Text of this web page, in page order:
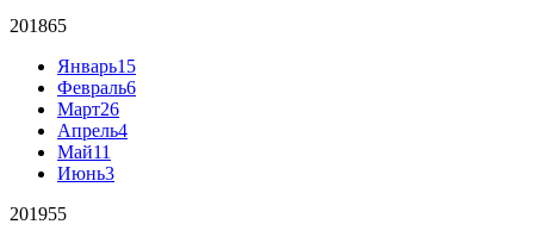
201865
Январь15
Февраль6
Март26
Апрель4
Май11
Июнь3
201955